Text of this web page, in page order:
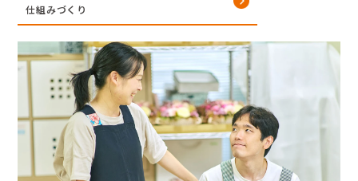
仕組みづくり